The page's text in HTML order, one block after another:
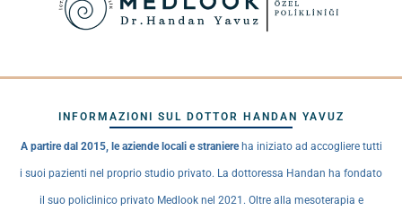
INFORMAZIONI SUL DOTTOR HANDAN YAVUZ
A partire dal 2015, le aziende locali e straniereha iniziato ad accogliere tutti
i suoi pazienti nel proprio studio privato. La dottoressa Handan ha fondato
il suo policlinico privato Medlook nel 2021. Oltre alla mesoterapia e